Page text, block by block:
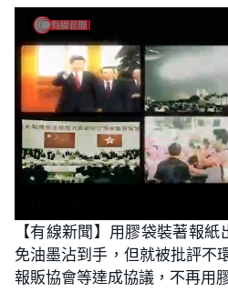
n
m
t
e
o
a
d
e
d
:
1
【有線新聞】用膠袋裝著報
免油墨沾到手，但就被批評不
報販協會等達成協議，不再用